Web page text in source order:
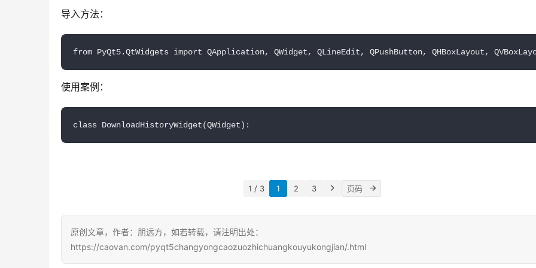
导入方法：
from PyQt5.QtWidgets import QApplication, QWidget, QLineEdit, QPushButton, QHBoxLayout,
使用案例：
class DownloadHistoryWidget(QWidget):
1 / 3 1 2 3
原创文章，作者：朋远方，如若转载，请注明出处：
https://caovan.com/pyqt5changyongcaozuozhichuangkouyukongjian/.html